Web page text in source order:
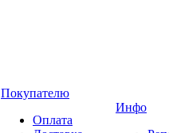
Покупателю
Оплата
Инфо